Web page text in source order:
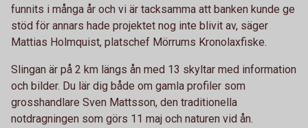
funnits i många år och vi är tacksamma att banken kunde ge
stöd för annars hade projektet nog inte blivit av, säger
Mattias Holmquist, platschef Mörrums Kronolaxfiske.
Slingan är på 2 km längs ån med 13 skyltar med information
och bilder. Du lär dig både om gamla profiler som
grosshandlare Sven Mattsson, den traditionella
notdragningen som görs 11 maj och naturen vid ån.